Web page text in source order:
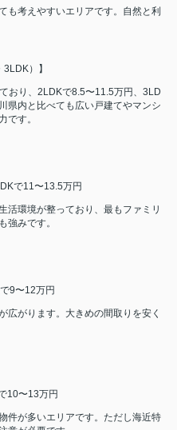
も考えやすいエリアです。自然と利
）】
おり、2LDKで8.5〜11.5万円、3LD
県内と比べても広い戸建てやマンシ
です。
で11〜13.5万円
活環境が整っており、最もファミリ
強みです。
9〜12万円
広がります。大きめの間取りを安く
10〜13万円
件が多いエリアです。ただし海近特